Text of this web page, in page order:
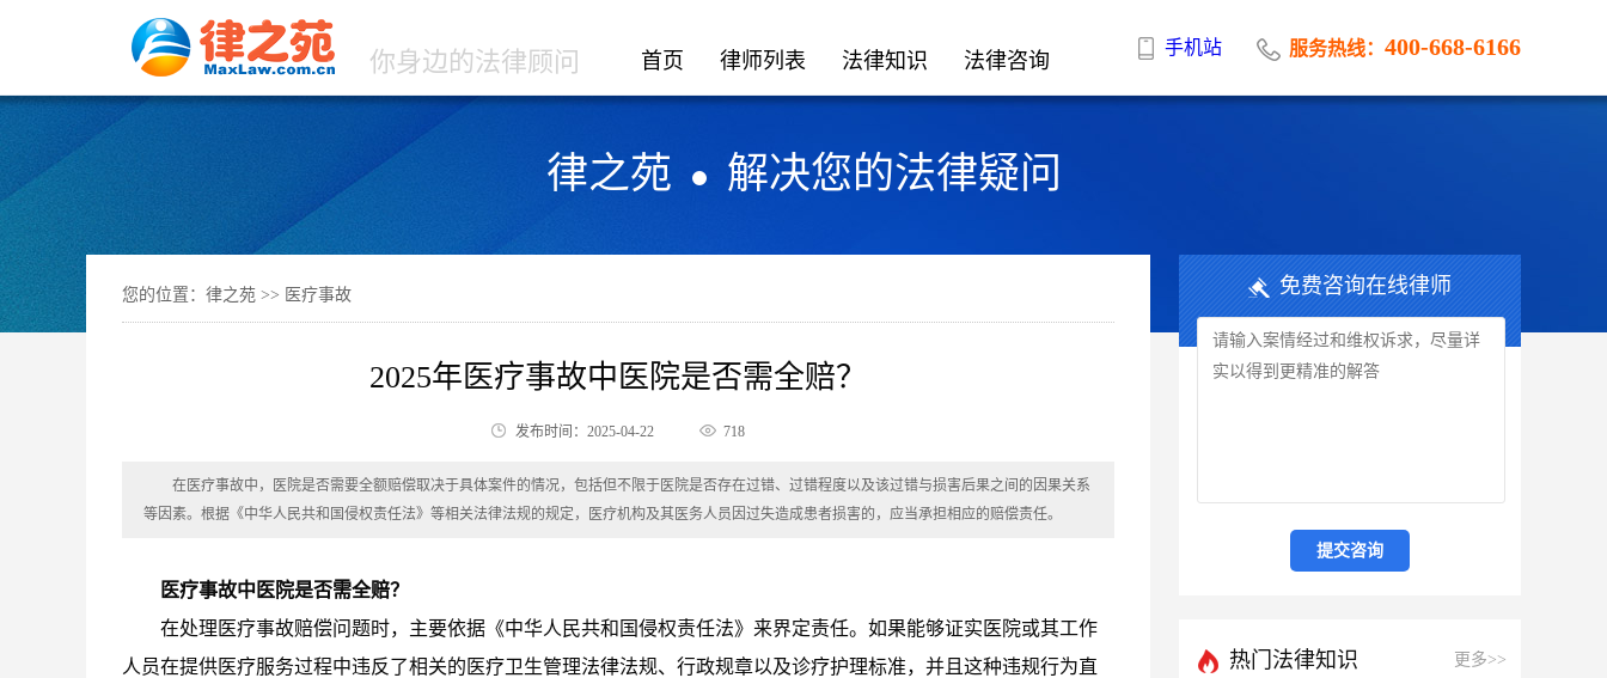
你身边的法律顾问 首页 律师列表 法律知识 法律咨询
服务热线： 400-668-6166
手机站
律之苑 解决您的法律疑问
您的位置： 律之苑 >> 医疗事故
2025年医疗事故中医院是否需全赔？
发布时间：2025-04-22 718
在医疗事故中，医院是否需要全额赔偿取决于具体案件的情况，包括但不限于医院是否存在过错、过错程度以及该过错与损害后果之间的因果关系
等因素。根据《中华人民共和国侵权责任法》等相关法律法规的规定，医疗机构及其医务人员因过失造成患者损害的，应当承担相应的赔偿责任。
医疗事故中医院是否需全赔？
在处理医疗事故赔偿问题时，主要依据《中华人民共和国侵权责任法》来界定责任。如果能够证实医院或其工作
人员在提供医疗服务过程中违反了相关的医疗卫生管理法律法规、行政规章以及诊疗护理标准，并且这种违规行为直
免费咨询在线律师
热门法律知识 更多>>